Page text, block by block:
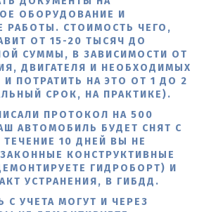
ОБОРУДОВАНИЕ И
РАБОТЫ. СТОИМОСТЬ ЧЕГО,
ОТ 15-20 ТЫСЯЧ ДО
СУММЫ, В ЗАВИСИМОСТИ ОТ
ДВИГАТЕЛЯ И НЕОБХОДИМЫХ
ПОТРАТИТЬ НА ЭТО ОТ 1 ДО 2
СРОК, НА ПРАКТИКЕ).
ПРОТОКОЛ НА 500
АВТОМОБИЛЬ БУДЕТ СНЯТ С
ТЕЧЕНИЕ 10 ДНЕЙ ВЫ НЕ
КОНСТРУКТИВНЫЕ
ГИДРОБОРТ) И
УСТРАНЕНИЯ, В ГИБДД.
С УЧЕТА МОГУТ И ЧЕРЕЗ